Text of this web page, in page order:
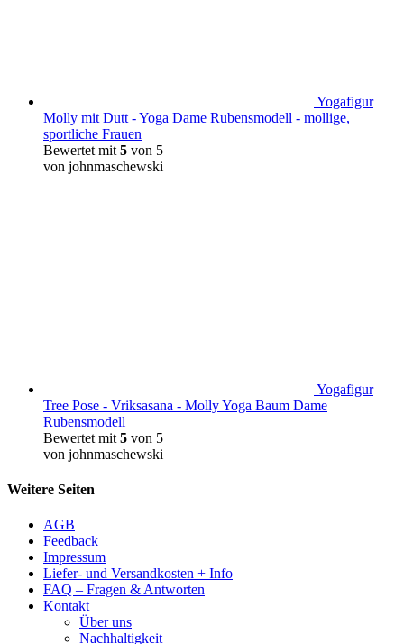
Yogafigur
Molly mit Dutt - Yoga Dame Rubensmodell - mollige,
sportliche Frauen
Bewertet mit 5 von 5
von johnmaschewski
Yogafigur
Tree Pose - Vriksasana - Molly Yoga Baum Dame
Rubensmodell
Bewertet mit 5 von 5
von johnmaschewski
Weitere Seiten
AGB
Feedback
Impressum
Liefer- und Versandkosten + Info
FAQ – Fragen & Antworten
Kontakt
Über uns
Nachhaltigkeit